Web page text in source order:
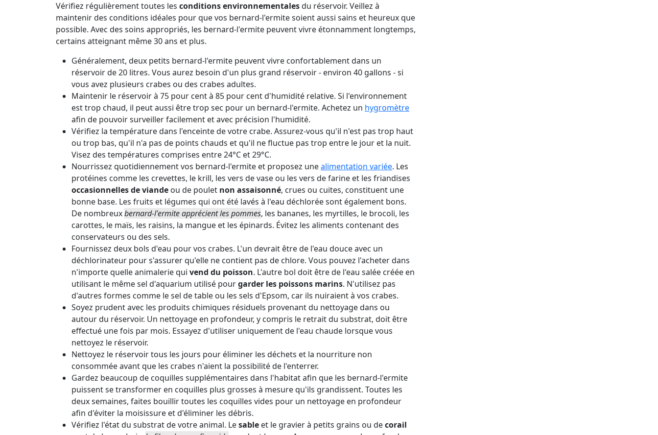
Vérifiez régulièrement toutes les conditions environnementalesdu réservoir. Veillez à
maintenir des conditions idéales pour que vos bernard-l'ermite soient aussi sains et heureux que
possible. Avec des soins appropriés, les bernard-l'ermite peuvent vivre étonnamment longtemps,
certains atteignant même 30 ans et plus.
Généralement, deux petits bernard-l'ermite peuvent vivre confortablement dans un
réservoir de 20 litres. Vous aurez besoin d'un plus grand réservoir - environ 40 gallons - si
vous avez plusieurs crabes ou des crabes adultes.
Maintenir le réservoir à 75 pour cent à 85 pour cent d'humidité relative. Si l'environnement
est trop chaud, il peut aussi être trop sec pour un bernard-l'ermite. Achetez un hygromètre
afin de pouvoir surveiller facilement et avec précision l'humidité.
Vérifiez la température dans l'enceinte de votre crabe. Assurez-vous qu'il n'est pas trop haut
ou trop bas, qu'il n'a pas de points chauds et qu'il ne fluctue pas trop entre le jour et la nuit.
Visez des températures comprises entre 24°C et 29°C.
Nourrissez quotidiennement vos bernard-l'ermite et proposez unealimentation variée. Les
protéines comme les crevettes, le krill, les vers de vase ou les vers de farine et les friandises
occasionnelles de viande ou de poulet non assaisonné, crues ou cuites, constituent une
bonne base. Les fruits et légumes qui ont été lavés à l'eau déchlorée sont également bons.
De nombreuxbernard-l'ermite apprécient les pommes, les bananes, les myrtilles, le brocoli, les
carottes, le maïs, les raisins, la mangue et les épinards. Évitez les aliments contenant des
conservateurs ou des sels.
Fournissez deux bols d'eau pour vos crabes. L'un devrait être de l'eau douce avec un
déchlorinateur pour s'assurer qu'elle ne contient pas de chlore. Vous pouvez l'acheter dans
n'importe quelle animalerie qui vend du poisson. L'autre bol doit être de l'eau salée créée en
utilisant le même sel d'aquarium utilisé pourgarder les poissons marins. N'utilisez pas
d'autres formes comme le sel de table ou les sels d'Epsom, car ils nuiraient à vos crabes.
Soyez prudent avec les produits chimiques résiduels provenant du nettoyage dans ou
autour du réservoir. Un nettoyage en profondeur, y compris le retrait du substrat, doit être
effectué une fois par mois. Essayez d'utiliser uniquement de l'eau chaude lorsque vous
nettoyez le réservoir.
Nettoyez le réservoir tous les jours pour éliminer les déchets et la nourriture non
consommée avant que les crabes n'aient la possibilité de l'enterrer.
Gardez beaucoup de coquilles supplémentaires dans l'habitat afin que les bernard-l'ermite
puissent se transformer en coquilles plus grosses à mesure qu'ils grandissent. Toutes les
deux semaines, faites bouillir toutes les coquilles vides pour un nettoyage en profondeur
afin d'éviter la moisissure et d'éliminer les débris.
Vérifiez l'état du substrat de votre animal. Lesable et le gravier à petits grains ou decorail